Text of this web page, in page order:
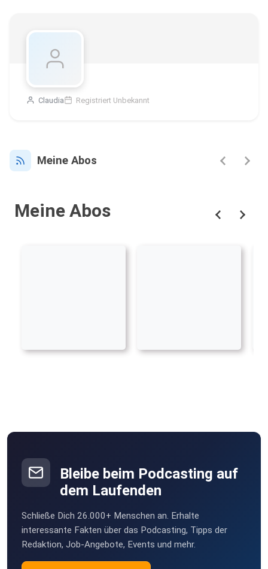
Claudia Registriert Unbekannt
Meine Abos
Meine Abos
Bleibe beim Podcasting auf
dem Laufenden
Schließe Dich 26.000+ Menschen an. Erhalte
interessante Fakten über das Podcasting, Tipps der
Redaktion, Job-Angebote, Events und mehr.